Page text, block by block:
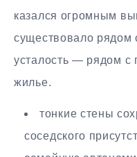
казался огромным
существовало рядом
усталость — рядом с
жилье.
тонкие стены
соседского